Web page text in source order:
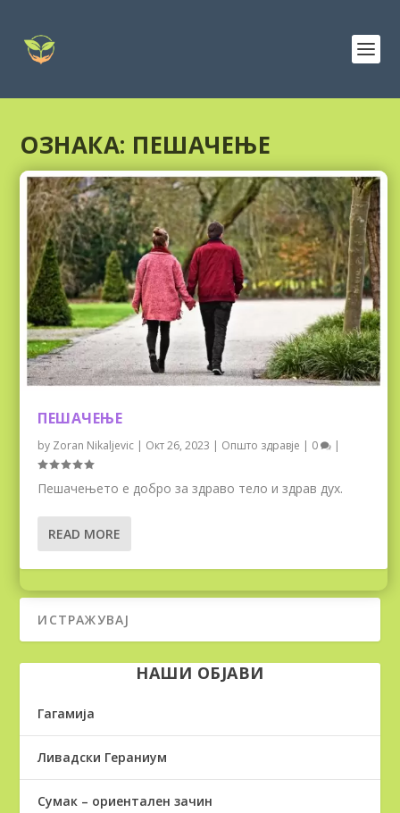
ОЗНАКА: ПЕШАЧЕЊЕ
ПЕШАЧЕЊЕ
by Zoran Nikaljevic | Окт 26, 2023 | Општо здравје | 0 |
Пешачењето е добро за здраво тело и здрав дух.
READ MORE
НАШИ ОБЈАВИ
Гагамија
Ливадски Гераниум
Сумак – ориентален зачин